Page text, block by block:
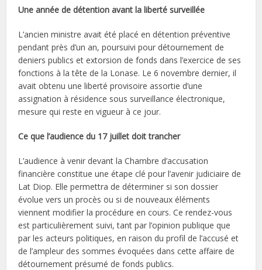
Une année de détention avant la liberté surveillée
L’ancien ministre avait été placé en détention préventive
pendant près d’un an, poursuivi pour détournement de
deniers publics et extorsion de fonds dans l’exercice de ses
fonctions à la tête de la Lonase. Le 6 novembre dernier, il
avait obtenu une liberté provisoire assortie d’une
assignation à résidence sous surveillance électronique,
mesure qui reste en vigueur à ce jour.
Ce que l’audience du 17 juillet doit trancher
L’audience à venir devant la Chambre d’accusation
financière constitue une étape clé pour l’avenir judiciaire de
Lat Diop. Elle permettra de déterminer si son dossier
évolue vers un procès ou si de nouveaux éléments
viennent modifier la procédure en cours. Ce rendez-vous
est particulièrement suivi, tant par l’opinion publique que
par les acteurs politiques, en raison du profil de l’accusé et
de l’ampleur des sommes évoquées dans cette affaire de
détournement présumé de fonds publics.